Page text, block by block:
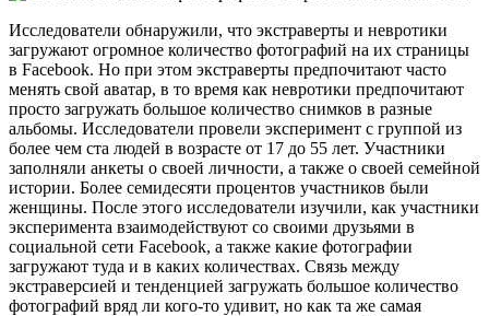
Исследователи обнаружили, что экстраверты и невротики
загружают огромное количество фотографий на их страницы
в Facebook. Но при этом экстраверты предпочитают часто
менять свой аватар, в то время как невротики предпочитают
просто загружать большое количество снимков в разные
альбомы. Исследователи провели эксперимент с группой из
более чем ста людей в возрасте от 17 до 55 лет. Участники
заполняли анкеты о своей личности, а также о своей семейной
истории. Более семидесяти процентов участников были
женщины. После этого исследователи изучили, как участники
эксперимента взаимодействуют со своими друзьями в
социальной сети Facebook, а также какие фотографии
загружают туда и в каких количествах. Связь между
экстраверсией и тенденцией загружать большое количество
фотографий вряд ли кого-то удивит, но как та же самая